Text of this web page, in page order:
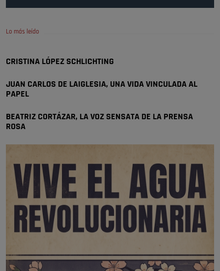
Pozuelo de Alarcón
Pozuelo de Alarcón
Lo más leído
CRISTINA LÓPEZ SCHLICHTING
JUAN CARLOS DE LAIGLESIA, UNA VIDA VINCULADA AL
PAPEL
BEATRIZ CORTÁZAR, LA VOZ SENSATA DE LA PRENSA
ROSA